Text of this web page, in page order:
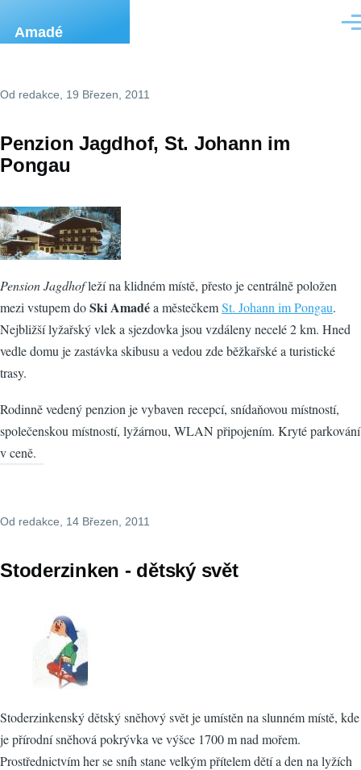
Amadé
Od redakce , 19 Březen, 2011
Penzion Jagdhof, St. Johann im
Pongau
Pension Jagdhofleží na klidném místě, přesto je centrálně položen
mezi vstupem doSki Amadéa městečkemSt. Johann im Pongau.
Nejbližší lyžařský vlek a sjezdovka jsou vzdáleny necelé 2 km. Hned
vedle domu je zastávka skibusu a vedou zde běžkařské a turistické
trasy.
Rodinně vedený penzion je vybaven recepcí, snídaňovou místností,
společenskou místností, lyžárnou, WLAN připojením. Kryté parkování
v ceně.
Od redakce , 14 Březen, 2011
Stoderzinken - dětský svět
Stoderzinkenský dětský sněhový svět je umístěn na slunném místě, kde
je přírodní sněhová pokrývka ve výšce 1700 m nad mořem.
Prostřednictvím her se sníh stane velkým přítelem dětí a den na lyžích